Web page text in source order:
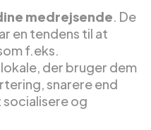
medrejsende . De
en tendens til at
f.eks.
der bruger dem
snarere end
socialisere og